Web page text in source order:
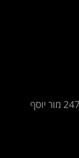
'תובענה ייצוגית'- ת"צ 24765-02-22 מור יוסף